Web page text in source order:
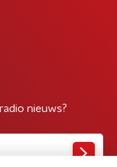
nieuws?